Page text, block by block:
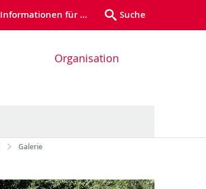
Informationen für … Suche
Organisation
Galerie